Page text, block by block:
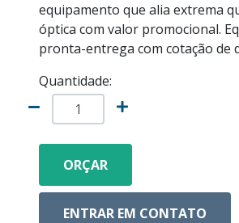
VIDRO ESPIÃO
ACESSÓRIOS PARA
MICROSCÓPIOS COM
RETÍCULOS DE
equipamento que alia extrema
óptica com valor promocional.
pronta-entrega com cotação de
Quantidade:
ORÇAR
ENTRAR EM CONTATO